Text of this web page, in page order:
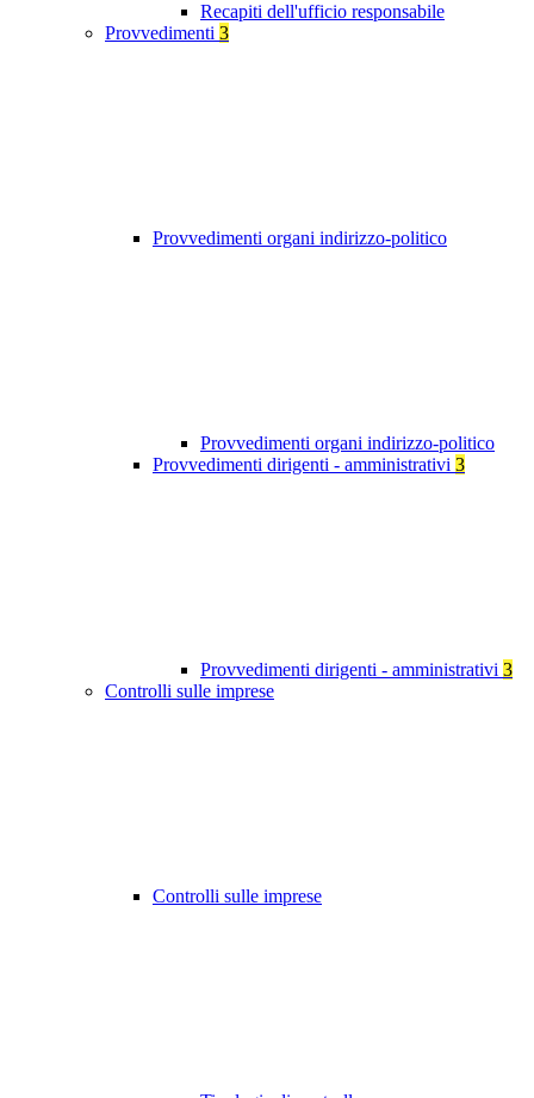
Recapiti dell'ufficio responsabile
Provvedimenti 3
Provvedimenti organi indirizzo-politico
Provvedimenti organi indirizzo-politico
Provvedimenti dirigenti - amministrativi 3
Provvedimenti dirigenti - amministrativi 3
Controlli sulle imprese
Controlli sulle imprese